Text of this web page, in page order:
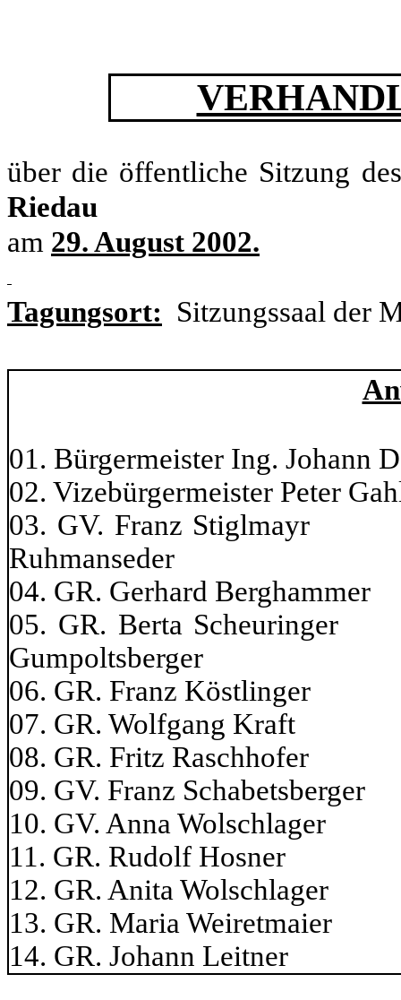
über die öffentliche Sitzung
Riedau
am 29. August 2002.
Tagungsort: Sitzungssaal der
01. Bürgermeister Ing. Johann
02. Vizebürgermeister Peter
03. GV. Franz
Ruhmanseder
04. GR. Gerhard
05. GR. Berta
Gumpoltsberger
06. GR. Franz
07. GR.
08. GR. Fritz
09. GV. Franz
10. GV. Anna
11. GR. Rudolf
12. GR. Anita
13. GR. Maria
14. GR. Johann